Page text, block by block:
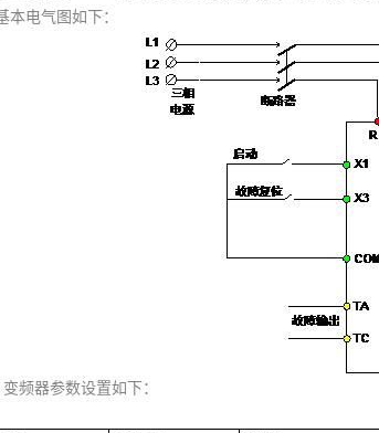
本电气图如下：
频器参数设置如下：